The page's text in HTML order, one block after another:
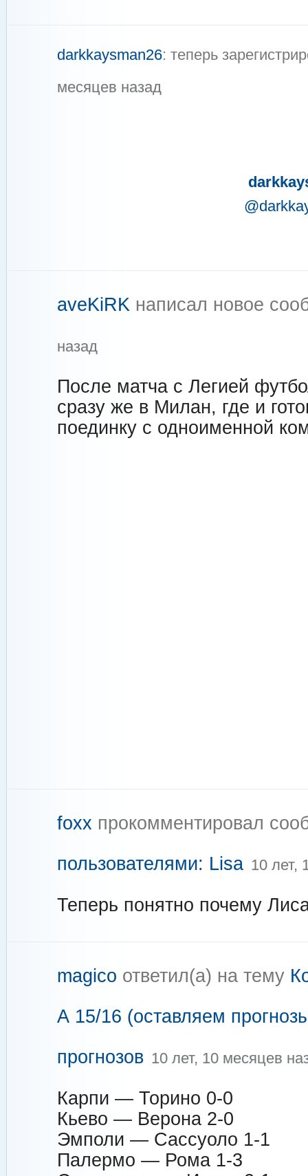
darkkaysman26: теперь
месяцев назад
aveKiRKнаписал новое
назад
После матча с Легией
сразу же в Милан, где и
поединку с одноименной
foxx прокомментировал
пользователями: Lisa 10 лет,
Теперь понятно почему
magico ответил(а) на тему
А 15/16 (оставляем
прогнозов 10 лет, 10 месяцев
Карпи — Торино 0-0
Кьево — Верона 2-0
Эмполи — Сассуоло 1-1
Палермо — Рома 1-3